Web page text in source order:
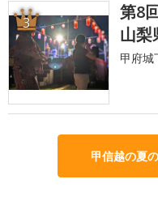
3
第8
山梨
甲府城
甲信越の夏